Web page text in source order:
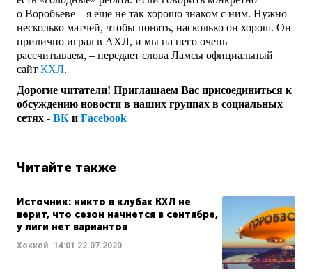
о Воробьеве – я еще не так хорошо знаком с ним. Нужно
несколько матчей, чтобы понять, насколько он хорош. Он
прилично играл в АХЛ, и мы на него очень
рассчитываем, – передает слова Ламсы официальный
сайт КХЛ.
Дорогие читатели! Приглашаем Вас присоединиться к
обсуждению новости в наших группах в социальных
сетях - ВК и Facebook
Читайте также
Источник: никто в клубах КХЛ не
верит, что сезон начнется в сентябре,
у лиги нет вариантов
Хоккей 14:01 22.07.2020